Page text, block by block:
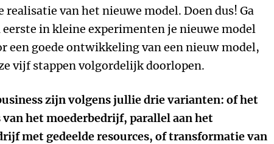
realisatie van het nieuwe model. Doen dus! Ga
in kleine experimenten je nieuwe model
een goede ontwikkeling van een nieuw model,
vijf stappen volgordelijk doorlopen.
zijn volgens jullie drie varianten: of het
het moederbedrijf, parallel aan het
met gedeelde resources, of transformatie van